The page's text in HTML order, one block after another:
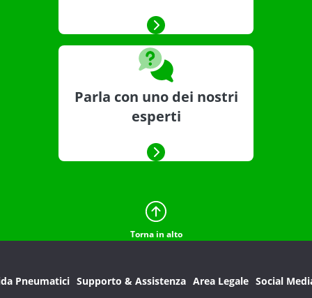
Parla con uno dei nostri
esperti
Torna in alto
Pneumatici Supporto & Assistenza Area Legale Social